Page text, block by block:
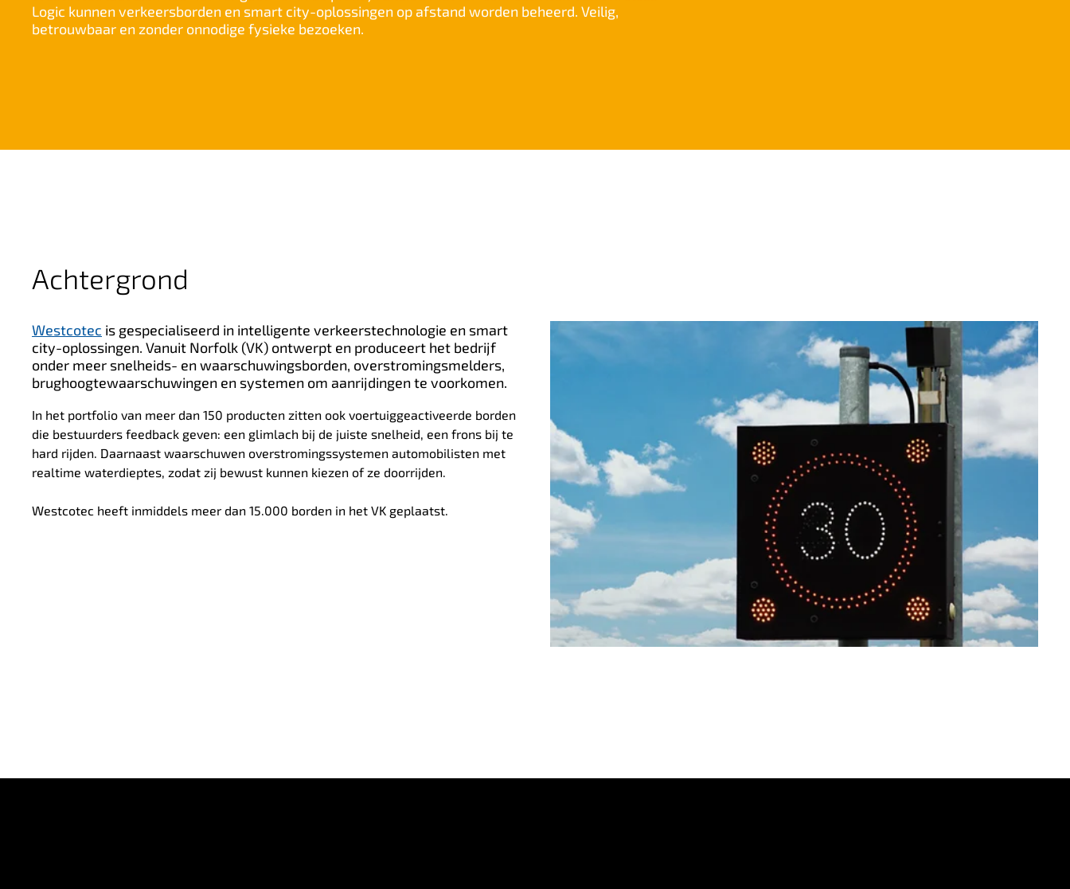
Logic kunnen verkeersborden en smart city-oplossingen op afstand worden beheerd. Veilig,
betrouwbaar en zonder onnodige fysieke bezoeken.
Achtergrond
Westcotec is gespecialiseerd in intelligente verkeerstechnologie en smart
city-oplossingen. Vanuit Norfolk (VK) ontwerpt en produceert het bedrijf
onder meer snelheids- en waarschuwingsborden, overstromingsmelders,
brughoogtewaarschuwingen en systemen om aanrijdingen te voorkomen.
In het portfolio van meer dan 150 producten zitten ook voertuiggeactiveerde borden
die bestuurders feedback geven: een glimlach bij de juiste snelheid, een frons bij te
hard rijden. Daarnaast waarschuwen overstromingssystemen automobilisten met
realtime waterdieptes, zodat zij bewust kunnen kiezen of ze doorrijden.
Westcotec heeft inmiddels meer dan 15.000 borden in het VK geplaatst.